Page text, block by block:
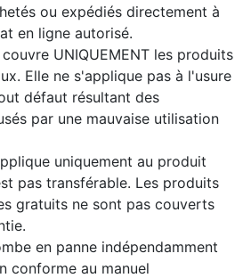
ou expédiés directement à
en ligne autorisé.
UNIQUEMENT les produits
Elle ne s'applique pas à l'usure
défaut résultant des
par une mauvaise utilisation
uniquement au produit
pas transférable. Les produits
gratuits ne sont pas couverts
en panne indépendamment
conforme au manuel